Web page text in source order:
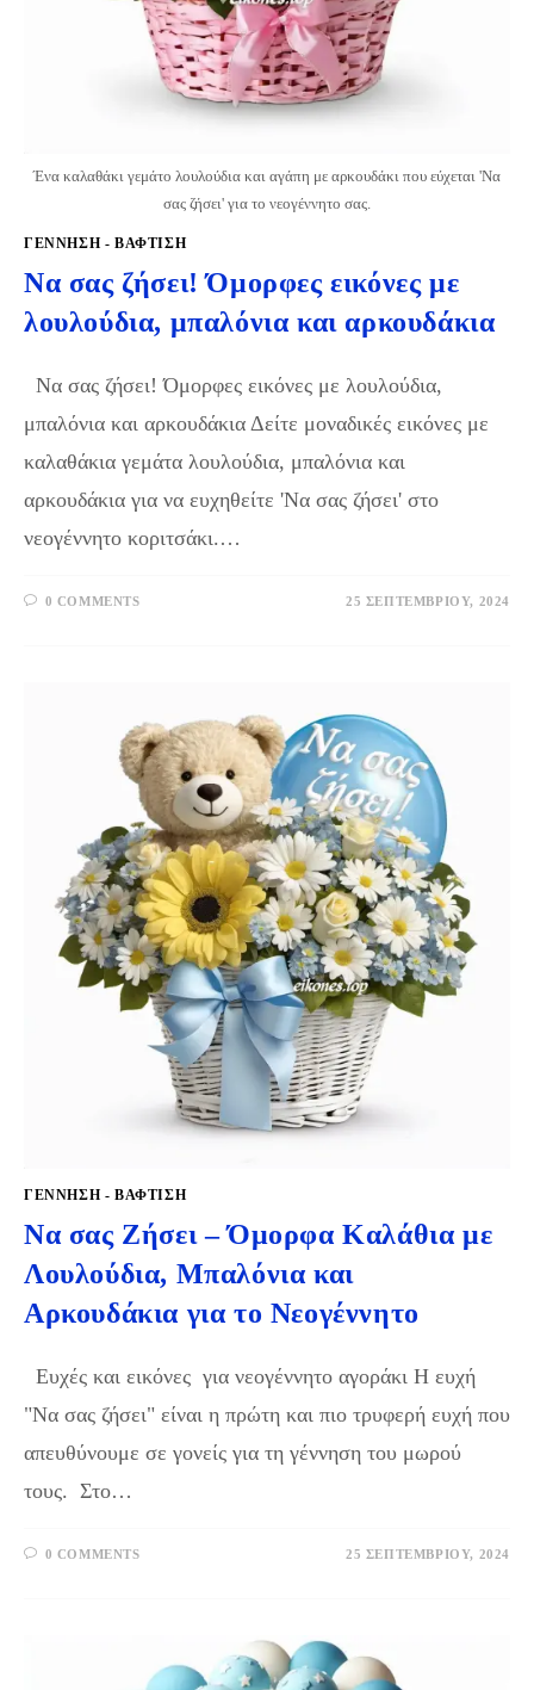
Ένα καλαθάκι γεμάτο λουλούδια και αγάπη με αρκουδάκι που εύχεται 'Να
σας ζήσει' για το νεογέννητο σας.
ΓΈΝΝΗΣΗ - ΒΆΦΤΙΣΗ
Να σας ζήσει! Όμορφες εικόνες με
λουλούδια, μπαλόνια και αρκουδάκια
Να σας ζήσει! Όμορφες εικόνες με λουλούδια,
μπαλόνια και αρκουδάκια Δείτε μοναδικές εικόνες με
καλαθάκια γεμάτα λουλούδια, μπαλόνια και
αρκουδάκια για να ευχηθείτε 'Να σας ζήσει' στο
νεογέννητο κοριτσάκι.…
0 COMMENTS 25 ΣΕΠΤΕΜΒΡΊΟΥ, 2024
ΓΈΝΝΗΣΗ - ΒΆΦΤΙΣΗ
Να σας Ζήσει – Όμορφα Καλάθια με
Λουλούδια, Μπαλόνια και
Αρκουδάκια για το Νεογέννητο
Ευχές και εικόνες για νεογέννητο αγοράκι Η ευχή
"Να σας ζήσει" είναι η πρώτη και πιο τρυφερή ευχή που
απευθύνουμε σε γονείς για τη γέννηση του μωρού
τους. Στο…
0 COMMENTS 25 ΣΕΠΤΕΜΒΡΊΟΥ, 2024